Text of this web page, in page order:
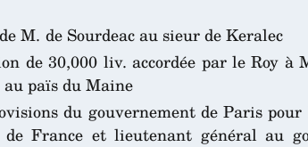
M. de Sourdeac au sieur de Keralec
de 30,000 liv. accordée par le Roy à
païs du Maine
du gouvernement de Paris
France et lieutenant général au